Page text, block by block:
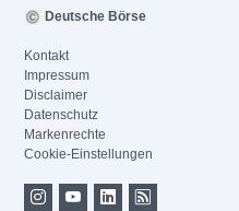
Deutsche Börse
Kontakt
Impressum
Disclaimer
Datenschutz
Markenrechte
Cookie-Einstellungen